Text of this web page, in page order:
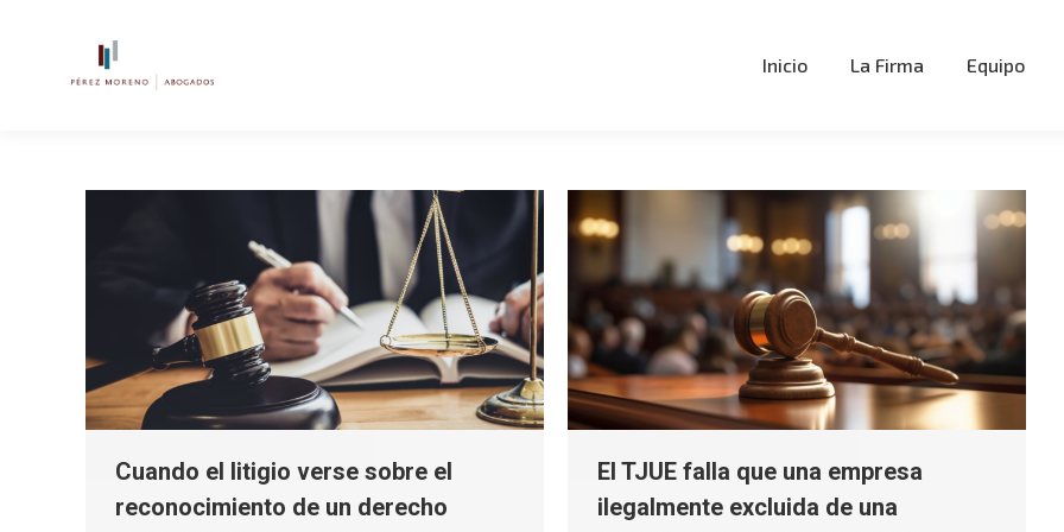
Inicio La Firma Equipo
Cuando el litigio verse sobre el
reconocimiento de un derecho
El TJUE falla que una empresa
ilegalmente excluida de una